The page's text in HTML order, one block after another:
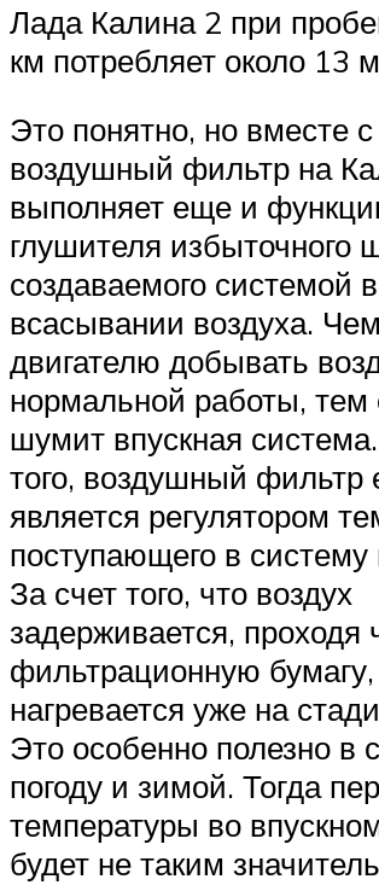
Лада Калина 2 при
км потребляет около 13
Это понятно, но вместе
воздушный фильтр на
выполняет еще и
глушителя избыточного
создаваемого системой
всасывании воздуха.
двигателю добывать
нормальной работы, тем
шумит впускная
того, воздушный фильтр
является регулятором
поступающего в систему
За счет того, что воздух
задерживается, проходя
фильтрационную
нагревается уже на
Это особенно полезно в
погоду и зимой. Тогда
температуры во
будет не таким